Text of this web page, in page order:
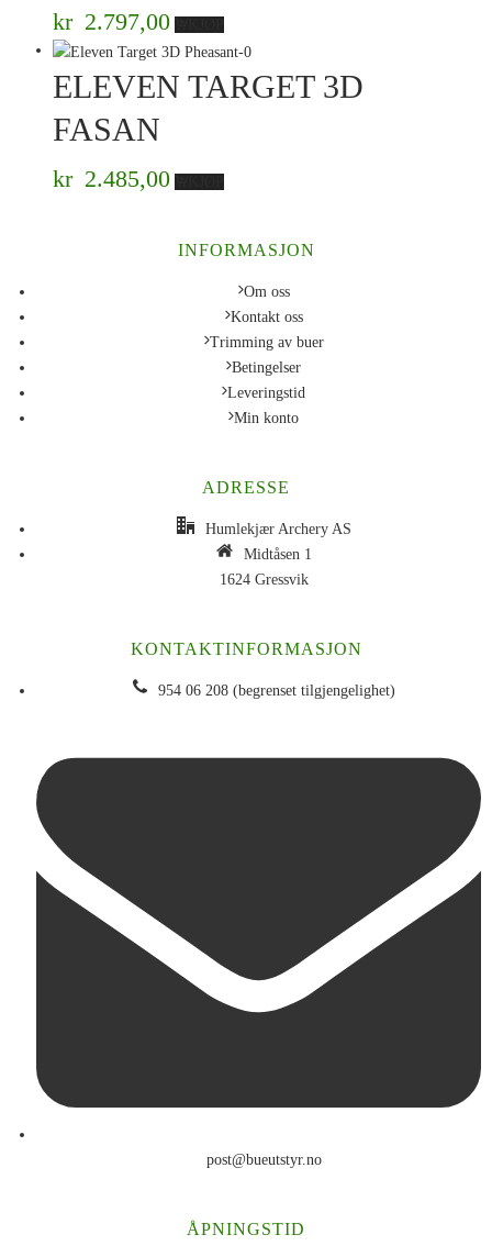
kr 2.797,00
ELEVEN TARGET 3D
FASAN
kr 2.485,00
INFORMASJON
Om oss
Kontakt oss
Trimming av buer
Betingelser
Leveringstid
Min konto
ADRESSE
Humlekjær Archery AS
Midtåsen 1
1624 Gressvik
KONTAKTINFORMASJON
954 06 208 (begrenset tilgjengelighet)
post@bueutstyr.no
ÅPNINGSTID